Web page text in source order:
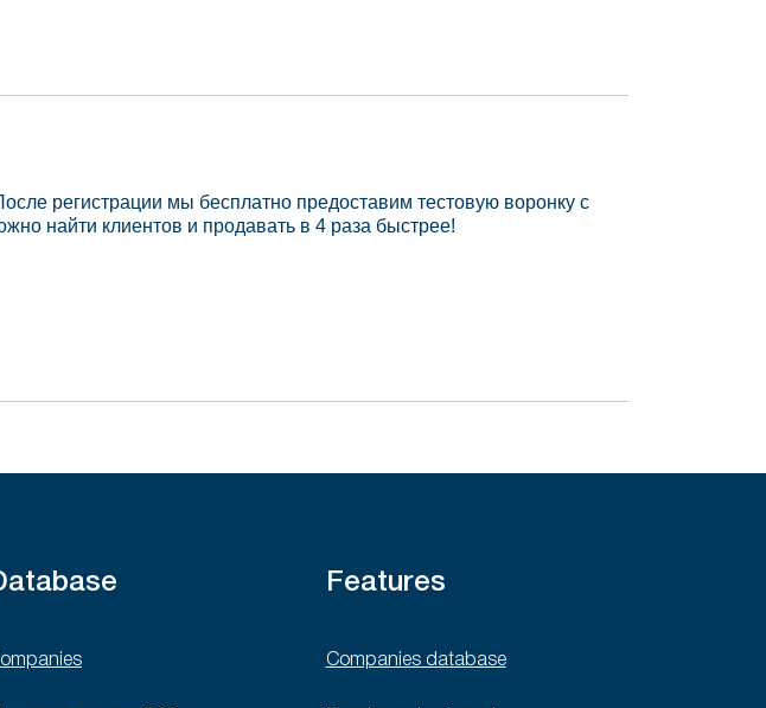
регистрации мы бесплатно предоставим тестовую воронку с
найти клиентов и продавать в 4 раза быстрее!
Features
Companies database